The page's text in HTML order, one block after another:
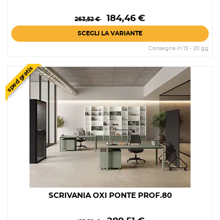
Prezzo
Prezzo
base
263,52 € 184,46 €
SCEGLI LA VARIANTE
Consegna in 15 - 20 gg
sped gratis
SCRIVANIA OXI PONTE PROF.80